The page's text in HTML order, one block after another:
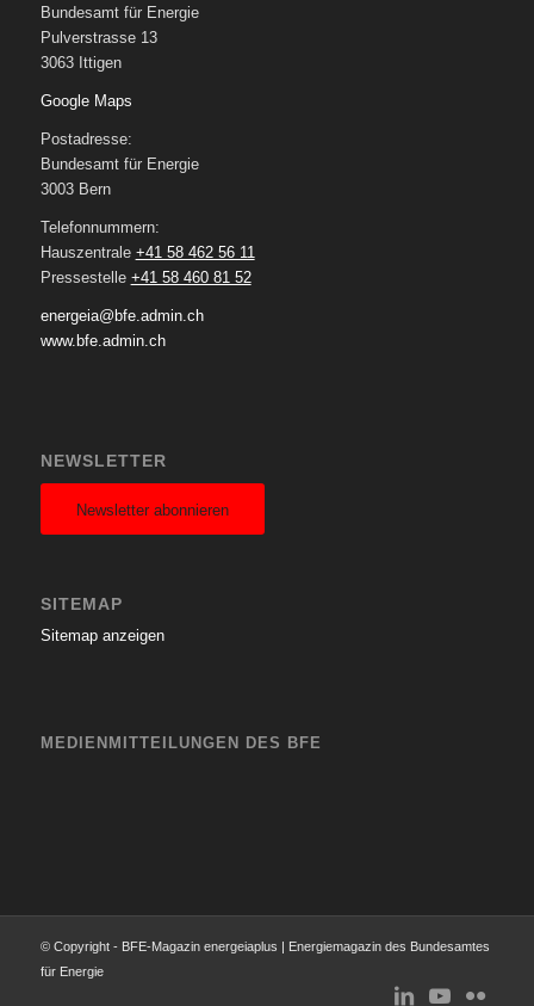
Bundesamt für Energie
Pulverstrasse 13
3063 Ittigen
Google Maps
Postadresse:
Bundesamt für Energie
3003 Bern
Telefonnummern:
Hauszentrale +41 58 462 56 11
Pressestelle +41 58 460 81 52
energeia@bfe.admin.ch
www.bfe.admin.ch
NEWSLETTER
Newsletter abonnieren
SITEMAP
Sitemap anzeigen
MEDIENMITTEILUNGEN DES BFE
© Copyright - BFE-Magazin energeiaplus | Energiemagazin des Bundesamtes
für Energie